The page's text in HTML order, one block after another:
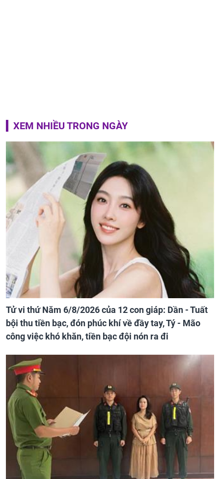
XEM NHIỀU TRONG NGÀY
Tử vi thứ Năm 6/8/2026 của 12 con giáp: Dần - Tuất
bội thu tiền bạc, đón phúc khí về đầy tay, Tý - Mão
công việc khó khăn, tiền bạc đội nón ra đi